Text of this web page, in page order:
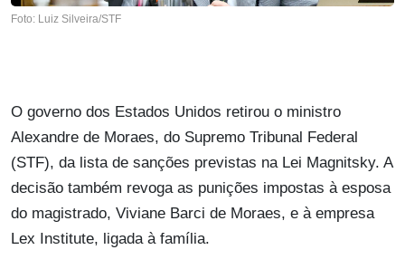
Foto: Luiz Silveira/STF
O governo dos Estados Unidos retirou o ministro
Alexandre de Moraes, do Supremo Tribunal Federal
(STF), da lista de sanções previstas na Lei Magnitsky. A
decisão também revoga as punições impostas à esposa
do magistrado, Viviane Barci de Moraes, e à empresa
Lex Institute, ligada à família.